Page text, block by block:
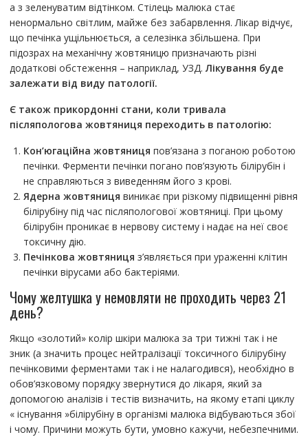
а з зеленуватим відтінком. Стілець малюка стає
ненормально світлим, майже без забарвлення. Лікар відчує,
що печінка ущільнюється, а селезінка збільшена. При
підозрах на механічну жовтяницю призначають різні
додаткові обстеження – наприклад, УЗД.Лікування буде
залежати від виду патології.
Є також прикордонні стани, коли тривала
післяпологова жовтяниця переходить в патологію:
Кон’югаційна жовтяниця пов’язана з поганою роботою
печінки. Ферменти печінки погано пов’язують білірубін і
не справляються з виведенням його з крові.
Ядерна жовтяниця виникає при різкому підвищенні рівня
білірубіну під час післяпологової жовтяниці. При цьому
білірубін проникає в нервову систему і надає на неї своє
токсичну дію.
Печінкова жовтяниця з’являється при ураженні клітин
печінки вірусами або бактеріями.
Чому желтушка у немовляти не проходить через 21
день?
Якщо «золотий» колір шкіри малюка за три тижні так і не
зник (а значить процес нейтралізації токсичного білірубіну
печінковими ферментами так і не налагодився), необхідно в
обов’язковому порядку звернутися до лікаря, який за
допомогою аналізів і тестів визначить, на якому етапі циклу
« існування »білірубіну в організмі малюка відбуваються збої
і чому. Причини можуть бути, умовно кажучи, небезпечними.